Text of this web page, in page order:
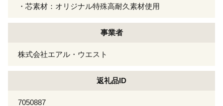
・芯素材：オリジナル特殊高耐久素材使用
事業者
株式会社エアル・ウエスト
返礼品ID
7050887